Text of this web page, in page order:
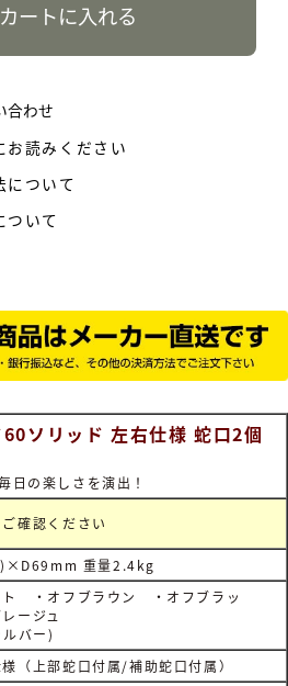
カートに入れる
合わせ
お読みください
について
ついて
ソリッド 左右仕様 蛇口2個
日の楽しさを演出！
確認ください
重量2.4kg
ト ・オフブラウン ・オフブラッ
ージュ
バー)
（上部蛇口付属/補助蛇口付属）